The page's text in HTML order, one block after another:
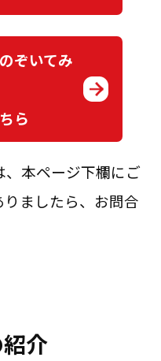
ぞいてみ
ら
本ページ下欄にご
ましたら、お問合
介